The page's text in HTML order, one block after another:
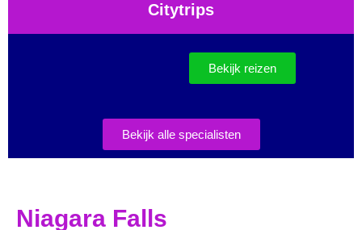
Citytrips
Bekijk reizen
Bekijk alle specialisten
Niagara Falls